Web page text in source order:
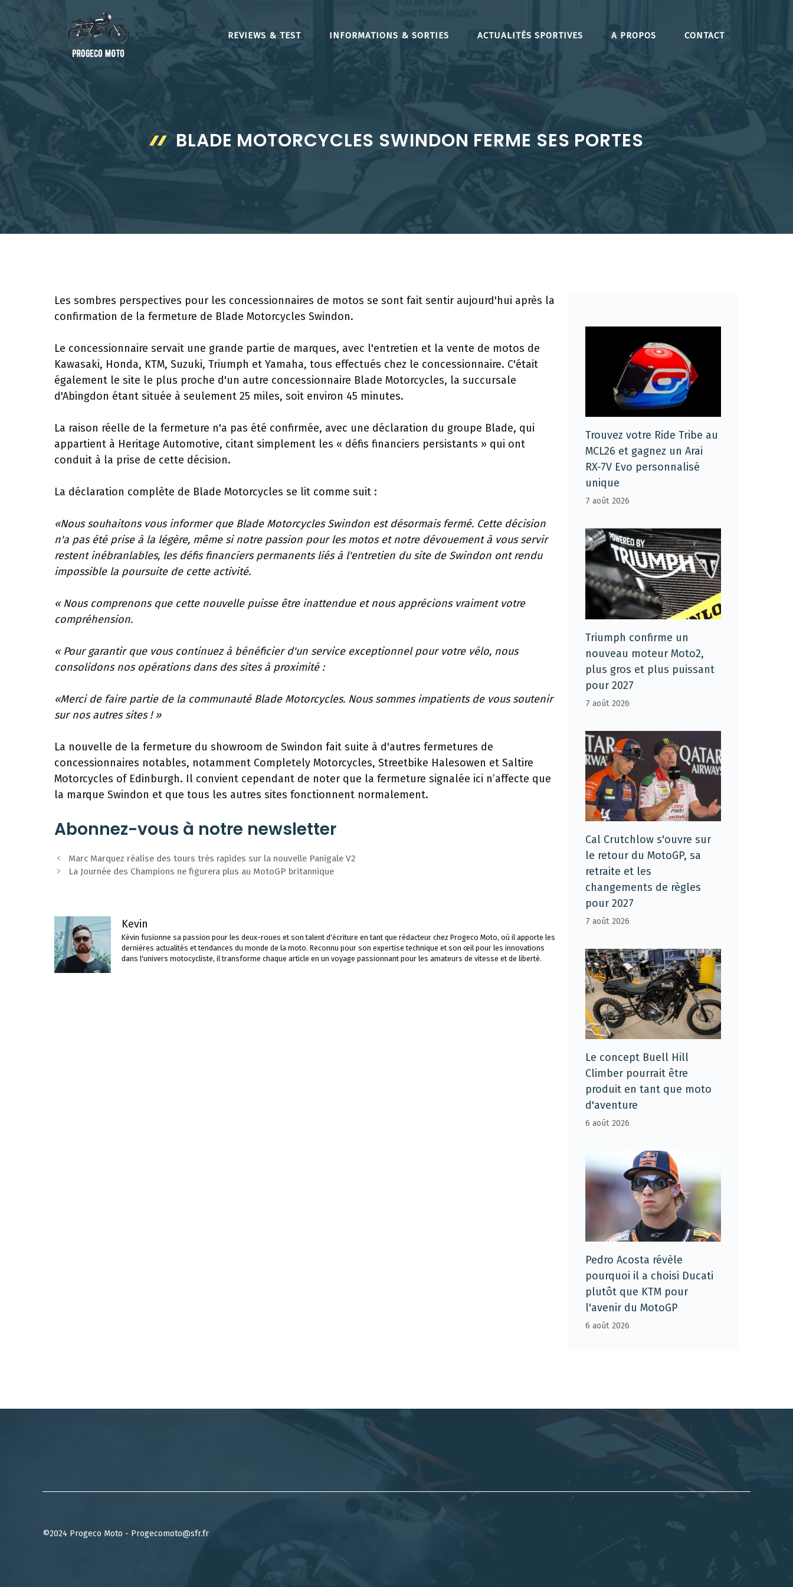
Aller
contenu
REVIEWS & TEST INFORMATIONS & SORTIES ACTUALITÉS SPORTIVES A PROPOS CONTACT
BLADE MOTORCYCLES SWINDON FERME SES PORTES
Les sombres perspectives pour les concessionnaires de motos se sont fait sentir aujourd'hui après la
confirmation de la fermeture de Blade Motorcycles Swindon.
Le concessionnaire servait une grande partie de marques, avec l'entretien et la vente de motos de
Kawasaki, Honda, KTM, Suzuki, Triumph et Yamaha, tous effectués chez le concessionnaire. C'était
également le site le plus proche d'un autre concessionnaire Blade Motorcycles, la succursale
d'Abingdon étant située à seulement 25 miles, soit environ 45 minutes.
La raison réelle de la fermeture n'a pas été confirmée, avec une déclaration du groupe Blade, qui
appartient à Heritage Automotive, citant simplement les « défis financiers persistants » qui ont
conduit à la prise de cette décision.
La déclaration complète de Blade Motorcycles se lit comme suit :
«Nous souhaitons vous informer que Blade Motorcycles Swindon est désormais fermé. Cette décision
n'a pas été prise à la légère, même si notre passion pour les motos et notre dévouement à vous servir
restent inébranlables, les défis financiers permanents liés à l'entretien du site de Swindon ont rendu
impossible la poursuite de cette activité.
« Nous comprenons que cette nouvelle puisse être inattendue et nous apprécions vraiment votre
compréhension.
« Pour garantir que vous continuez à bénéficier d'un service exceptionnel pour votre vélo, nous
consolidons nos opérations dans des sites à proximité :
«Merci de faire partie de la communauté Blade Motorcycles. Nous sommes impatients de vous soutenir
sur nos autres sites ! »
La nouvelle de la fermeture du showroom de Swindon fait suite à d'autres fermetures de
concessionnaires notables, notamment Completely Motorcycles, Streetbike Halesowen et Saltire
Motorcycles of Edinburgh. Il convient cependant de noter que la fermeture signalée ici n’affecte que
la marque Swindon et que tous les autres sites fonctionnent normalement.
Abonnez-vous à notre newsletter
Navigation
des
Marc Marquez réalise des tours très rapides sur la nouvelle Panigale V2
La Journée des Champions ne figurera plus au MotoGP britannique
Kevin
Kévin fusionne sa passion pour les deux-roues et son talent d'écriture en tant que rédacteur chez Progeco Moto, où il apporte les
dernières actualités et tendances du monde de la moto. Reconnu pour son expertise technique et son œil pour les innovations
dans l'univers motocycliste, il transforme chaque article en un voyage passionnant pour les amateurs de vitesse et de liberté.
Trouvez votre Ride Tribe au
MCL26 et gagnez un Arai
RX-7V Evo personnalisé
unique
7 août 2026
Triumph confirme un
nouveau moteur Moto2,
plus gros et plus puissant
pour 2027
7 août 2026
Cal Crutchlow s'ouvre sur
le retour du MotoGP, sa
retraite et les
changements de règles
pour 2027
7 août 2026
Le concept Buell Hill
Climber pourrait être
produit en tant que moto
d'aventure
6 août 2026
Pedro Acosta révèle
pourquoi il a choisi Ducati
plutôt que KTM pour
l'avenir du MotoGP
6 août 2026
©2024 Progeco Moto - Progecomoto@sfr.fr